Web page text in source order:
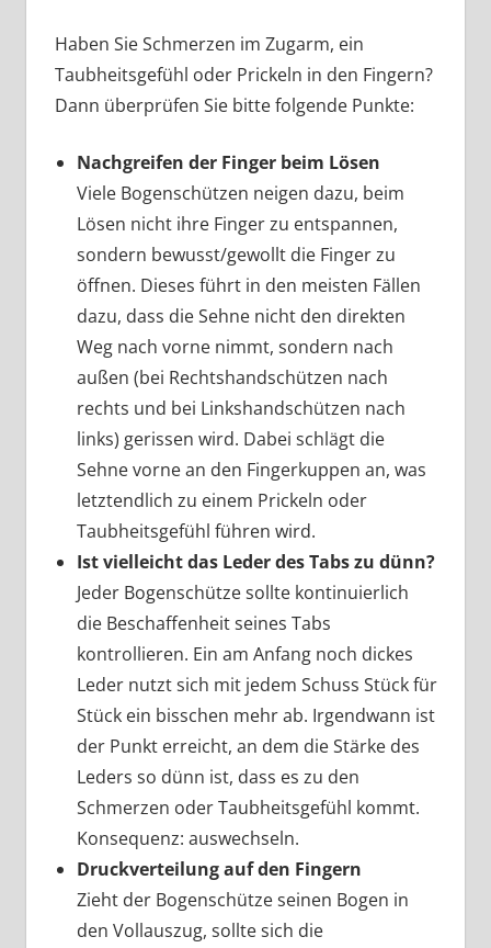
Haben Sie Schmerzen im Zugarm, ein
Taubheitsgefühl oder Prickeln in den Fingern?
Dann überprüfen Sie bitte folgende Punkte:
Nachgreifen der Finger beim Lösen
Viele Bogenschützen neigen dazu, beim
Lösen nicht ihre Finger zu entspannen,
sondern bewusst/gewollt die Finger zu
öffnen. Dieses führt in den meisten Fällen
dazu, dass die Sehne nicht den direkten
Weg nach vorne nimmt, sondern nach
außen (bei Rechtshandschützen nach
rechts und bei Linkshandschützen nach
links) gerissen wird. Dabei schlägt die
Sehne vorne an den Fingerkuppen an, was
letztendlich zu einem Prickeln oder
Taubheitsgefühl führen wird.
Ist vielleicht das Leder des Tabs zu dünn?
Jeder Bogenschütze sollte kontinuierlich
die Beschaffenheit seines Tabs
kontrollieren. Ein am Anfang noch dickes
Leder nutzt sich mit jedem Schuss Stück für
Stück ein bisschen mehr ab. Irgendwann ist
der Punkt erreicht, an dem die Stärke des
Leders so dünn ist, dass es zu den
Schmerzen oder Taubheitsgefühl kommt.
Konsequenz: auswechseln.
Druckverteilung auf den Fingern
Zieht der Bogenschütze seinen Bogen in
den Vollauszug, sollte sich die